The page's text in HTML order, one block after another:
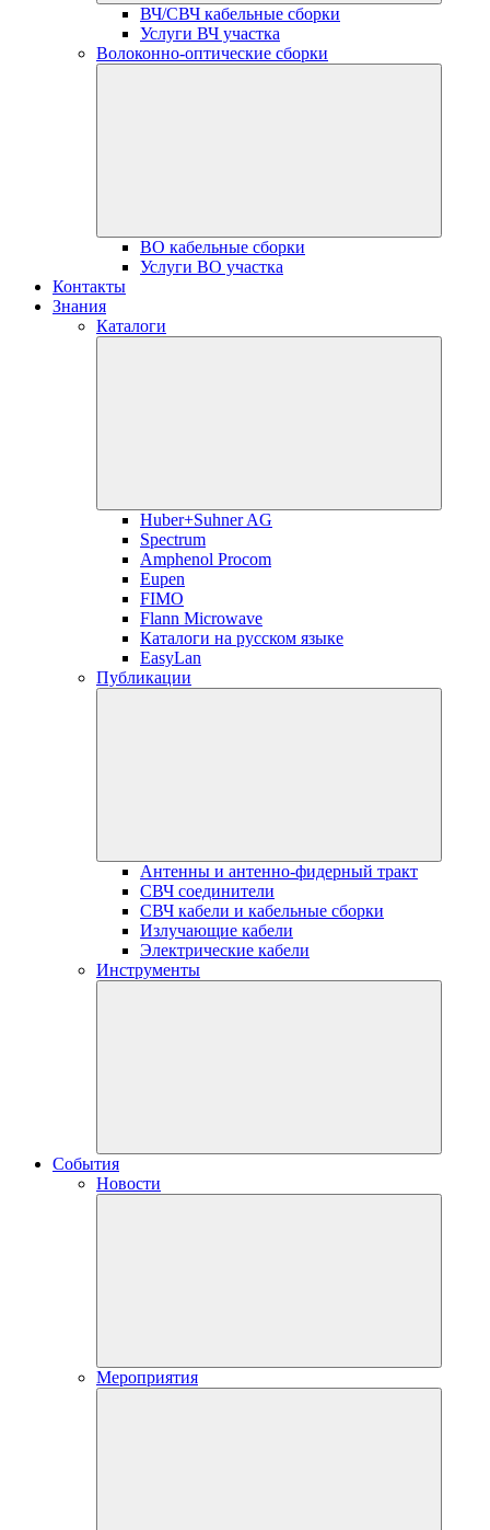
ВЧ/СВЧ кабельные сборки
Услуги ВЧ участка
Волоконно-оптические сборки
ВО кабельные сборки
Услуги ВО участка
Контакты
Знания
Каталоги
Huber+Suhner AG
Spectrum
Amphenol Procom
Eupen
FIMO
Flann Microwave
Каталоги на русском языке
EasyLan
Публикации
Антенны и антенно-фидерный тракт
СВЧ соединители
СВЧ кабели и кабельные сборки
Излучающие кабели
Электрические кабели
Инструменты
События
Новости
Мероприятия